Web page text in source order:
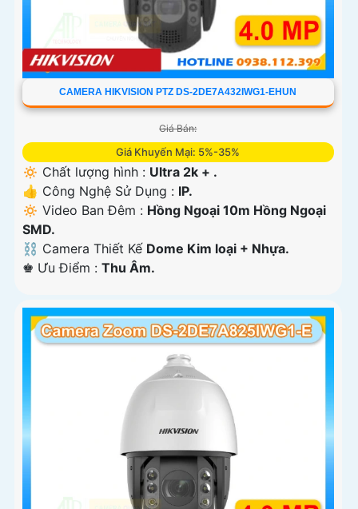
CAMERA HIKVISION PTZ DS-2DE7A432IWG1-EHUN
Giá Bán:
Giá Khuyến Mại: 5%-35%
🔅 Chất lượng hình : Ultra 2k + .
👍 Công Nghệ Sử Dụng : IP.
🔅 Video Ban Đêm : Hồng Ngoại 10m Hồng Ngoại
SMD.
⛓ Camera Thiết Kế Dome Kim loại + Nhựa.
️♚ Ưu Điểm : Thu Âm.